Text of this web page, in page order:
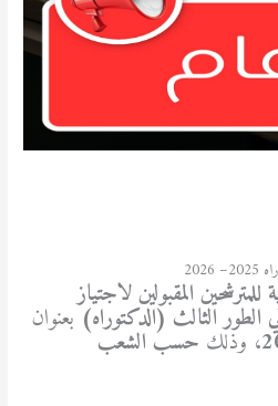
للمترشحين المقبولين لاجتياز
الطور الثالث (الدكتوراه) بعنوان
، وذلك حسب الشعب